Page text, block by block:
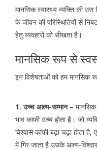
मानसिक स्वास्थ्य व्यक्ति की
के जीवन की परिस्थितियों से
हेतु व्यवहारों को सीखता है।
मानसिक रूप से
इन विशेषताओं को हम मानसिक
1. उच्च आत्म-सम्मान –
भाव काफी उच्च होता है। जो
विश्वास काफी बढ़ा चढ़ा होता
में गिर जाता है उसके आत्म-